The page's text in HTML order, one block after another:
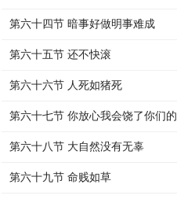
第六十四节 暗事好做明事难成
第六十五节 还不快滚
第六十六节 人死如猪死
第六十七节 你放心我会饶了你们的
第六十八节 大自然没有无辜
第六十九节 命贱如草